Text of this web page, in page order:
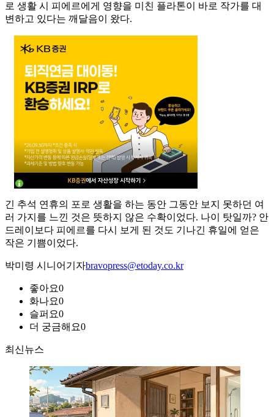
로 생활 시 피에르에게 영향을 미친 플라톤이 바로 작가를 대
변하고 있다는 깨달음이 왔다.
긴 추석 연휴의 포로 생활을 하는 동안 그동안 보지 못하던 여
러 가지를 느낀 것은 뜻하지 않은 수확이었다. 나이 탓일까? 안
드레이보다 피에르를 다시 보게 된 것도 기나긴 휴일에 얻은
작은 기쁨이었다.
박미령 시니어기자bravopress@etoday.co.kr
좋아요0
화나요0
슬퍼요0
더 궁금해요0
최신뉴스